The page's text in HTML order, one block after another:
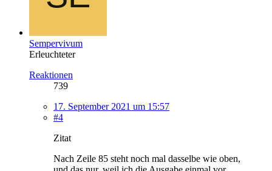
Sempervivum
Erleuchteter
Reaktionen
739
17. September 2021 um 15:57
#4
Zitat
Nach Zeile 85 steht noch mal dasselbe wie oben,